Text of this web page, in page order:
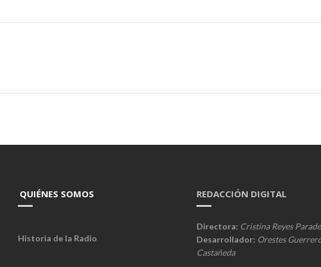
QUIÉNES SOMOS
Historia de la Radio
REDACCIÓN DIGITAL
Directora: Cristina Reyes
Desarrollador: Orestes
Castañeda